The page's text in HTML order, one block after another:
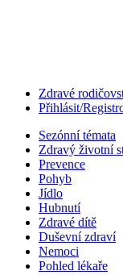
Zdravé
Přihlásit/
Sezónní témata
Zdravý životní
Prevence
Pohyb
Jídlo
Hubnutí
Zdravé dítě
Duševní zdraví
Nemoci
Pohled lékaře